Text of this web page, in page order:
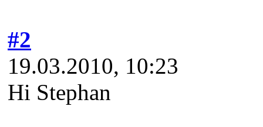
#2
19.03.2010, 10:23
Hi Stephan